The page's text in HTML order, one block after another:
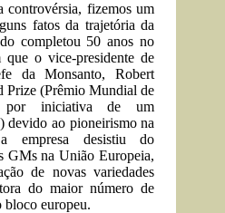
controvérsia, fizemos um
fatos da trajetória da
completou 50 anos no
o vice-presidente de
da Monsanto, Robert
Prize (Prêmio Mundial de
por iniciativa de um
devido ao pioneirismo na
empresa desistiu do
GMs na União Europeia,
de novas variedades
do maior número de
bloco europeu.